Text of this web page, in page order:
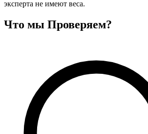
эксперта не имеют веса.
Что мы Проверяем?